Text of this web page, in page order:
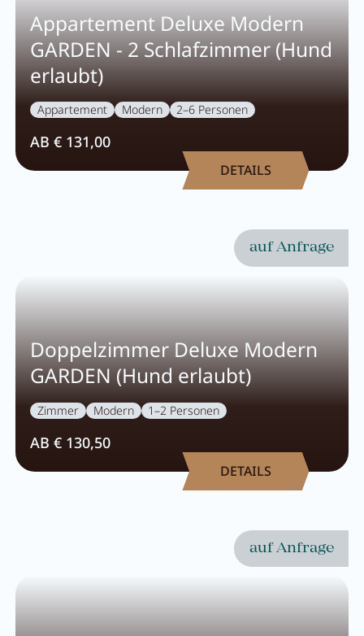
Winter
Aktivprogramm
Verleih
KARRIERE
KONTAKT
Sommer im Zillertal
Appartement Deluxe Modern
GARDEN - 2 Schlafzimmer (Hund
erlaubt)
Appartement Modern 2–6 Personen
AB € 131,00
DETAILS
Doppelzimmer Deluxe Modern
GARDEN (Hund erlaubt)
auf Anfrage
Zimmer Modern 1–2 Personen
AB € 130,50
DETAILS
auf Anfrage